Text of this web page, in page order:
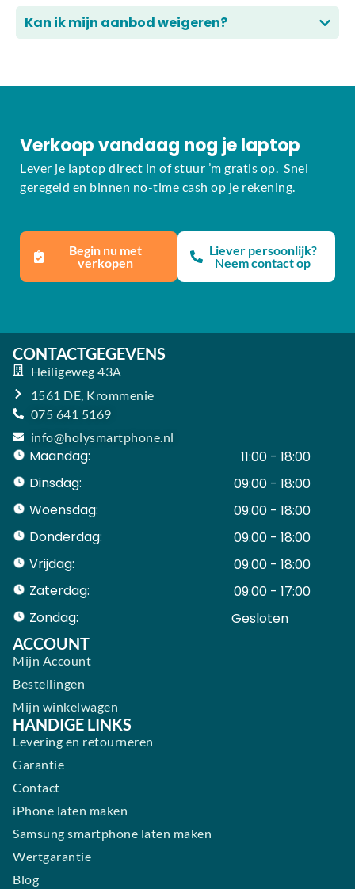
Kan ik mijn aanbod weigeren?
Verkoop vandaag nog je laptop
Lever je laptop direct in of stuur ’m gratis op. Snel
geregeld en binnen no-time cash op je rekening.
Begin nu met
verkopen
Liever persoonlijk?
Neem contact op
CONTACTGEGEVENS
Heiligeweg 43A
1561 DE, Krommenie
075 641 5169
info@holysmartphone.nl
Maandag:
11:00 - 18:00
Dinsdag:
09:00 - 18:00
Woensdag:
09:00 - 18:00
Donderdag:
09:00 - 18:00
Vrijdag:
09:00 - 18:00
Zaterdag:
09:00 - 17:00
Zondag:
Gesloten ​ ​ ​ ​ ​ ​ ​
ACCOUNT
Mijn Account
Bestellingen
Mijn winkelwagen
HANDIGE LINKS
Levering en retourneren
Garantie
Contact
iPhone laten maken
Samsung smartphone laten maken
Wertgarantie
Blog